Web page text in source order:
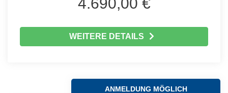
WEITERE DETAILS
ANMELDUNG MÖGLICH